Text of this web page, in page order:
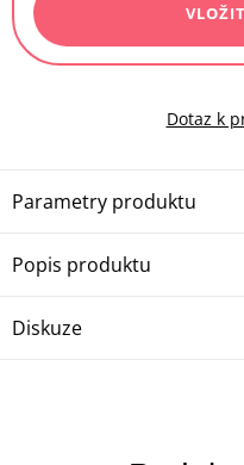
Dotaz k
Popis produktu
Parametry produktu
Diskuze